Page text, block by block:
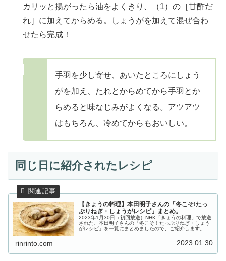
カリッと揚がったら油をよくきり、（1）の［甘酢だ
れ］に加えてからめる。しょうがを加えて混ぜ合わ
せたら完成！
手羽を少し寄せ、あいたところにしょう
がを加え、たれとからめてから手羽とか
らめると味なじみがよくなる。アツアツ
はもちろん、冷めてからもおいしい。
同じ日に紹介されたレシピ
【きょうの料理】本田明子さんの「冬こそ!たっ
ぷりねぎ・しょうがレシピ」まとめ。
2023年1月30日（初回放送）NHK「きょうの料理」で放送
された、本田明子さんの「冬こそ！たっぷりねぎ・しょう
がレシピ」を一覧にまとめましたので、ご紹介します。冬
rinrinto.com 2023.01.30